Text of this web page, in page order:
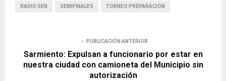
RADIO GEN SEMIFINALES TORNEO PREPARACIÓN
PUBLICACIÓN ANTERIOR
Sarmiento: Expulsan a funcionario por estar en
nuestra ciudad con camioneta del Municipio sin
autorización